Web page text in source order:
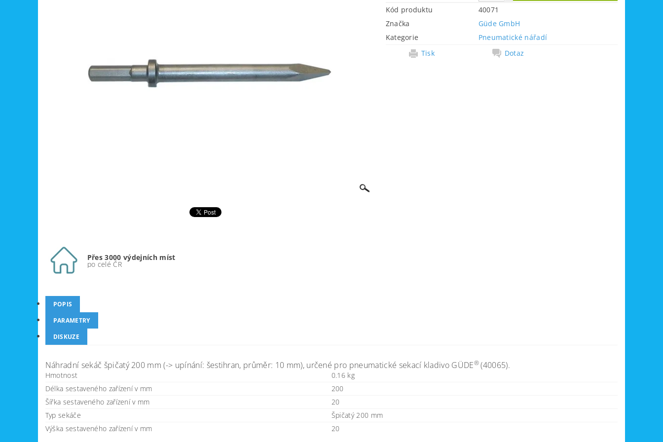
Kód produktu
40071
Značka
Güde GmbH
Kategorie
Pneumatické nářadí
Tisk
Dotaz
Přes 3000 výdejních míst
po celé ČR
POPIS
PARAMETRY
DISKUZE
Náhradní sekáč špičatý 200 mm (-> upínání: šestihran, průměr: 10 mm), určené pro pneumatické sekací kladivo GÜDE®(40065).
Hmotnost
0.16 kg
Délka sestaveného zařízení v mm
200
Šířka sestaveného zařízení v mm
20
Typ sekáče
Špičatý 200 mm
Výška sestaveného zařízení v mm
20